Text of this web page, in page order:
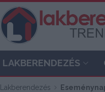
LAKBERENDEZÉS
Lakberendezés